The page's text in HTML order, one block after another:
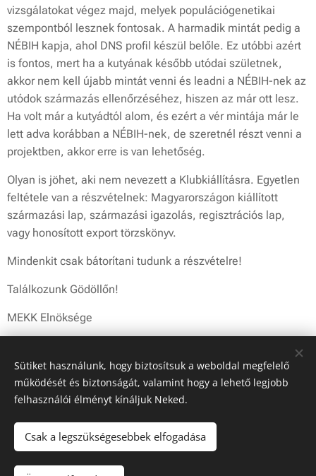
vizsgálatokat végez majd, melyek populációgenetikai
szempontból lesznek fontosak. A harmadik mintát pedig a
NÉBIH kapja, ahol DNS profil készül belőle. Ez utóbbi azért
is fontos, mert ha a kutyának később utódai születnek,
akkor nem kell újabb mintát venni és leadni a NÉBIH-nek az
utódok származás ellenőrzéséhez, hiszen az már ott lesz.
Ha volt már a kutyádtól alom, és ezért a vér mintája már le
lett adva korábban a NÉBIH-nek, de szeretnél részt venni a
projektben, akkor erre is van lehetőség.
Olyan is jöhet, aki nem nevezett a Klubkiállításra. Egyetlen
feltétele van a részvételnek: Magyarországon kiállított
származási lap, származási igazolás, regisztrációs lap,
vagy honosított export törzskönyv.
Mindenkit csak bátorítani tudunk a részvételre!
Találkozunk Gödöllőn!
MEKK Elnöksége
Share
© 2019 MEKK | Minden jog fenntartva
Sütiket használunk, hogy biztosítsuk a weboldal megfelelő
működését és biztonságát, valamint hogy a lehető legjobb
felhasználói élményt kínáljuk Neked.
Csak a legszükségesebbek elfogadása